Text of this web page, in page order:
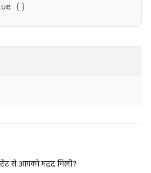
()
से आपको मदद मिली?